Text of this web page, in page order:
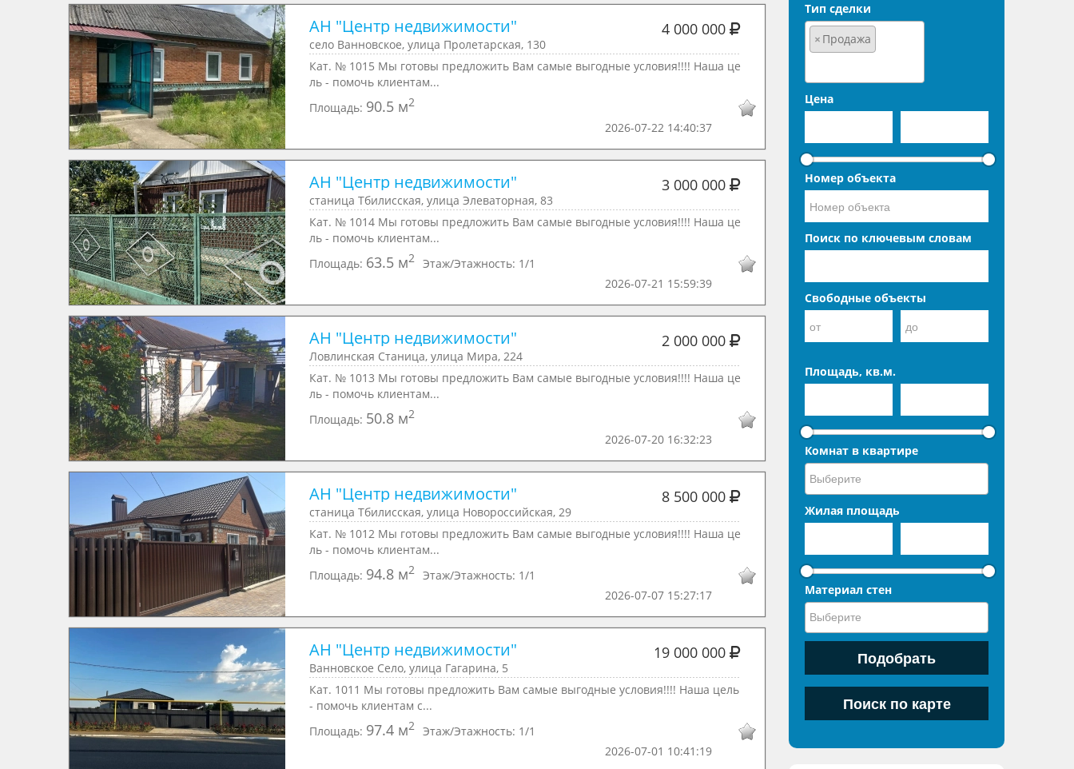
АН "Центр недвижимости" 4 000 000
село Ванновское, улица Пролетарская, 130
Кат. № 1015 Мы готовы предложить Вам самые выгодные условия!!!! Наша це
ль - помочь клиентам...
Площадь: 90.5 м2
2026-07-22 14:40:37
АН "Центр недвижимости" 3 000 000
станица Тбилисская, улица Элеваторная, 83
Кат. № 1014 Мы готовы предложить Вам самые выгодные условия!!!! Наша це
ль - помочь клиентам...
Площадь: 63.5 м2 Этаж/Этажность: 1/1
2026-07-21 15:59:39
АН "Центр недвижимости" 2 000 000
Ловлинская Станица, улица Мира, 224
Кат. № 1013 Мы готовы предложить Вам самые выгодные условия!!!! Наша це
ль - помочь клиентам...
Площадь: 50.8 м2
2026-07-20 16:32:23
АН "Центр недвижимости" 8 500 000
станица Тбилисская, улица Новороссийская, 29
Кат. № 1012 Мы готовы предложить Вам самые выгодные условия!!!! Наша це
ль - помочь клиентам...
Площадь: 94.8 м2 Этаж/Этажность: 1/1
2026-07-07 15:27:17
АН "Центр недвижимости" 19 000 000
Ванновское Село, улица Гагарина, 5
Кат. 1011 Мы готовы предложить Вам самые выгодные условия!!!! Наша цель
- помочь клиентам с...
Площадь: 97.4 м2 Этаж/Этажность: 1/1
2026-07-01 10:41:19
Тип сделки
× Продажа
Цена
Номер объекта
Поиск по ключевым словам
Свободные объекты
Площадь, кв.м.
Комнат в квартире
Жилая площадь
Материал стен